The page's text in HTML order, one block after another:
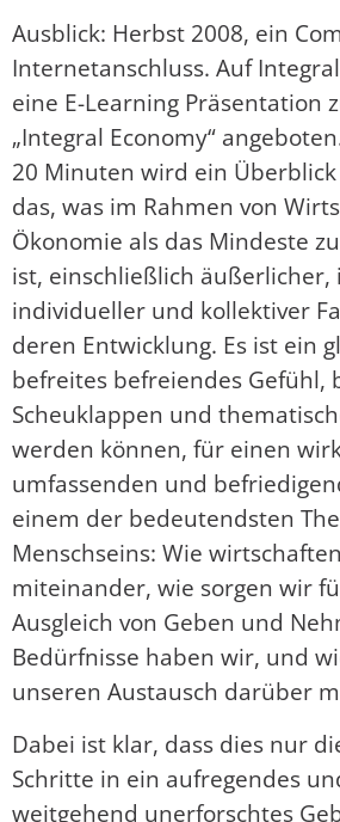
Ausblick: Herbst 2008, ein
Internetanschluss. Auf
eine E-Learning Präsentation
„Integral Economy“
20 Minuten wird ein
das, was im Rahmen von
Ökonomie als das Mindeste
ist, einschließlich äußerlicher,
individueller und kollektiver
deren Entwicklung. Es ist ein
befreites befreiendes Gefühl,
Scheuklappen und
werden können, für einen
umfassenden und
einem der bedeutendsten
Menschseins: Wie
miteinander, wie sorgen wir
Ausgleich von Geben und
Bedürfnisse haben wir, und
unseren Austausch darüber
Dabei ist klar, dass dies nur
Schritte in ein aufregendes
weitgehend unerforschtes